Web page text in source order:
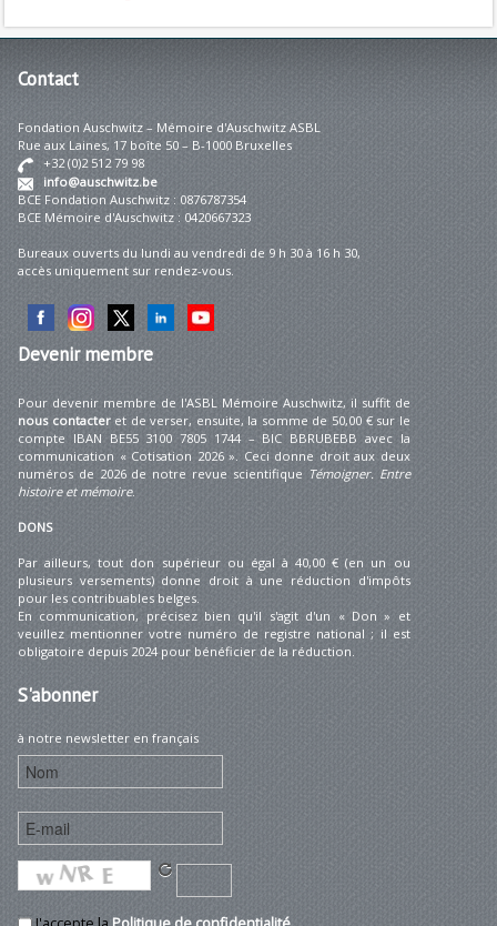
Contact
Fondation Auschwitz – Mémoire d'Auschwitz ASBL
Rue aux Laines, 17 boîte 50 – B-1000 Bruxelles
+32 (0)2 512 79 98
info@auschwitz.be
BCE Fondation Auschwitz : 0876787354
BCE Mémoire d'Auschwitz : 0420667323
Bureaux ouverts du lundi au vendredi de 9 h 30 à 16 h 30,
accès uniquement sur rendez-vous.
Devenirmembre
Pour devenir membre de l'ASBL Mémoire Auschwitz, il suffit de
nous contacteret de verser, ensuite, la somme de 50,00 € sur le
compte IBAN BE55 3100 7805 1744 – BIC BBRUBEBB avec la
communication « Cotisation 2026 ». Ceci donne droit aux deux
numéros de 2026 de notre revue scientifique Témoigner. Entre
histoire et mémoire.
DONS
Par ailleurs, tout don supérieur ou égal à 40,00 € (en un ou
plusieurs versements) donne droit à une réduction d'impôts
pour les contribuables belges.
En communication, précisez bien qu'il s'agit d'un « Don » et
veuillez mentionner votre numéro de registre national ; il est
obligatoire depuis 2024 pour bénéficier de la réduction.
S'abonner
à notre newsletter en français